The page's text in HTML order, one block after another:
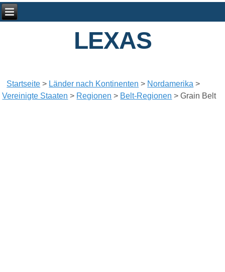
LEXAS
Startseite > Länder nach Kontinenten > Nordamerika >
Vereinigte Staaten > Regionen > Belt-Regionen >Grain Belt